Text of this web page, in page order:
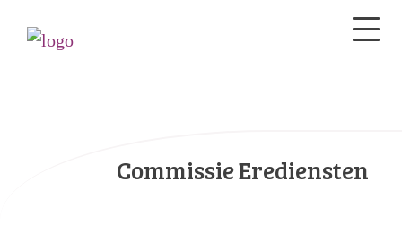
Commissie Erediensten